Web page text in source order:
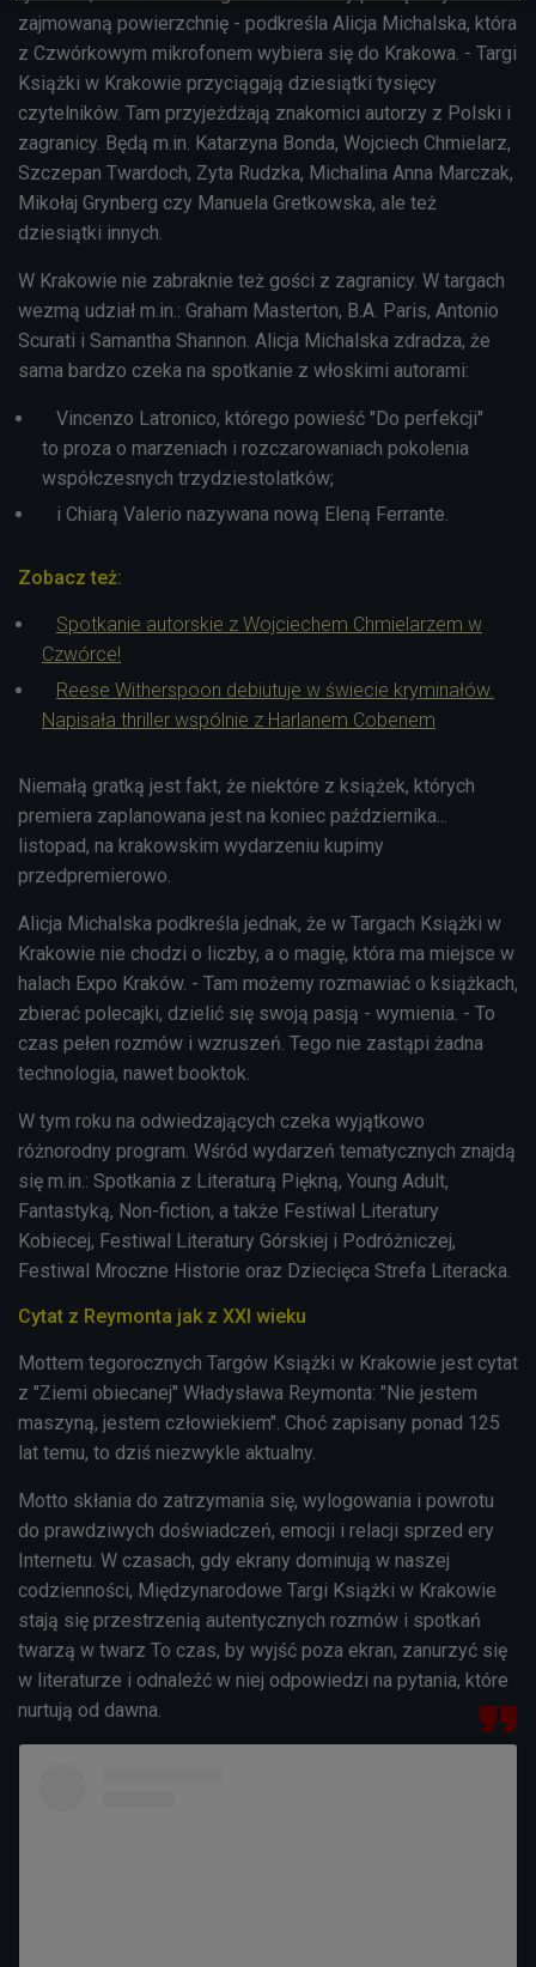
zajmowaną powierzchnię - podkreśla Alicja Michalska, która
z Czwórkowym mikrofonem wybiera się do Krakowa. - Targi
Książki w Krakowie przyciągają dziesiątki tysięcy
czytelników. Tam przyjeżdżają znakomici autorzy z Polski i
zagranicy. Będą m.in. Katarzyna Bonda, Wojciech Chmielarz,
Szczepan Twardoch, Zyta Rudzka, Michalina Anna Marczak,
Mikołaj Grynberg czy Manuela Gretkowska, ale też
dziesiątki innych.
W Krakowie nie zabraknie też gości z zagranicy. W targach
wezmą udział m.in.: Graham Masterton, B.A. Paris, Antonio
Scurati i Samantha Shannon. Alicja Michalska zdradza, że
sama bardzo czeka na spotkanie z włoskimi autorami:
Vincenzo Latronico, którego powieść "Do perfekcji"
to proza o marzeniach i rozczarowaniach pokolenia
współczesnych trzydziestolatków;
i Chiarą Valerio nazywana nową Eleną Ferrante.
Zobacz też:
Spotkanie autorskie z Wojciechem Chmielarzem w
Czwórce!
Reese Witherspoon debiutuje w świecie kryminałów.
Napisała thriller wspólnie z Harlanem Cobenem
Niemałą gratką jest fakt, że niektóre z książek, których
premiera zaplanowana jest na koniec października...
listopad, na krakowskim wydarzeniu kupimy
przedpremierowo.
Alicja Michalska podkreśla jednak, że w Targach Książki w
Krakowie nie chodzi o liczby, a o magię, która ma miejsce w
halach Expo Kraków. - Tam możemy rozmawiać o książkach,
zbierać polecajki, dzielić się swoją pasją - wymienia. - To
czas pełen rozmów i wzruszeń. Tego nie zastąpi żadna
technologia, nawet booktok.
W tym roku na odwiedzających czeka wyjątkowo
różnorodny program. Wśród wydarzeń tematycznych znajdą
się m.in.: Spotkania z Literaturą Piękną, Young Adult,
Fantastyką, Non-fiction, a także Festiwal Literatury
Kobiecej, Festiwal Literatury Górskiej i Podróżniczej,
Festiwal Mroczne Historie oraz Dziecięca Strefa Literacka.
Cytat z Reymonta jak z XXI wieku
Mottem tegorocznych Targów Książki w Krakowie jest cytat
z "Ziemi obiecanej" Władysława Reymonta: "Nie jestem
maszyną, jestem człowiekiem". Choć zapisany ponad 125
lat temu, to dziś niezwykle aktualny.
Motto skłania do zatrzymania się, wylogowania i powrotu
do prawdziwych doświadczeń, emocji i relacji sprzed ery
Internetu. W czasach, gdy ekrany dominują w naszej
codzienności, Międzynarodowe Targi Książki w Krakowie
stają się przestrzenią autentycznych rozmów i spotkań
twarzą w twarz To czas, by wyjść poza ekran, zanurzyć się
w literaturze i odnaleźć w niej odpowiedzi na pytania, które
nurtują od dawna.